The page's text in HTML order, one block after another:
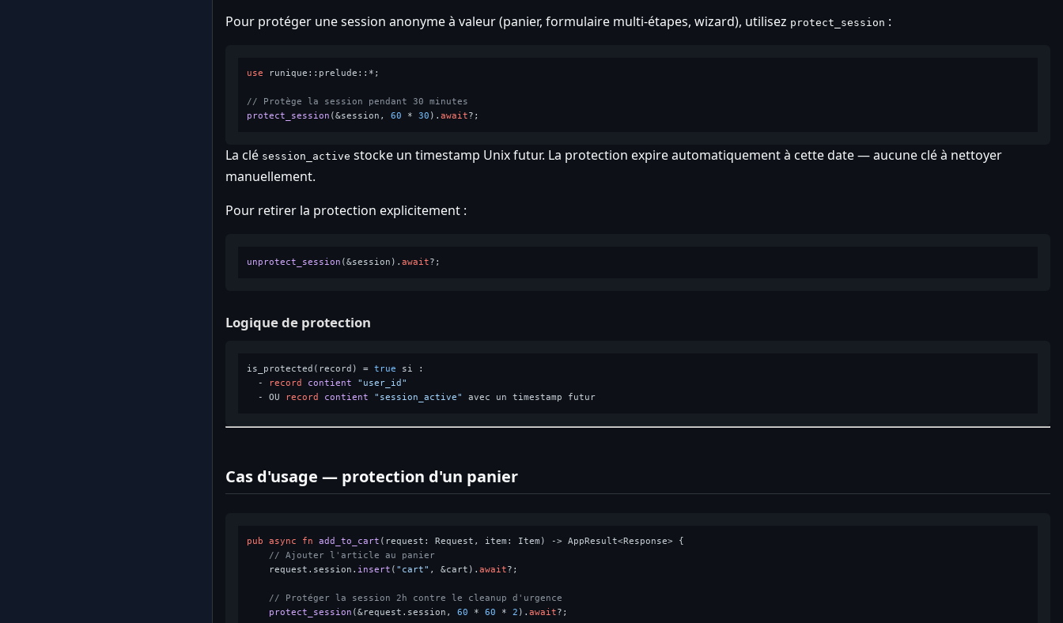
Pour protéger une session anonyme à valeur (panier, formulaire multi-étapes, wizard), utilisez protect_session :
use runique::prelude::*;
// Protège la session pendant 30 minutes
protect_session (&session, 60 * 30 ). await
La clé session_active stocke un timestamp Unix futur. La protection expire automatiquement à cette date — aucune clé à nettoyer
manuellement.
Pour retirer la protection explicitement :
unprotect_session (&session). await
Logique de protection
is_protected(record) = true si :
  -
record contient
"user_id"
  - OU
record contient "session_active" avec un timestamp futur
Cas d'usage — protection d'un panier
pub async fn add_to_cart (request: Request, item: Item) -> AppResult<Response> {
// Ajouter l'article au panier
    request.session.
insert ( "cart" , &cart). await?;
// Protéger la session 2h contre le cleanup d'urgence
protect_session (&request.session, 60 * 60 * 2 ). await?;